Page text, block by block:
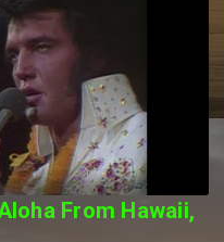
From Hawaii,